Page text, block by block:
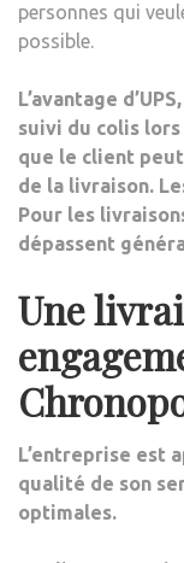
personnes qui
possible.
L’avantage d’UPS,
suivi du colis
que le client
de la livraison.
Pour les
dépassent
Une
L’entreprise est
qualité de son
optimales.